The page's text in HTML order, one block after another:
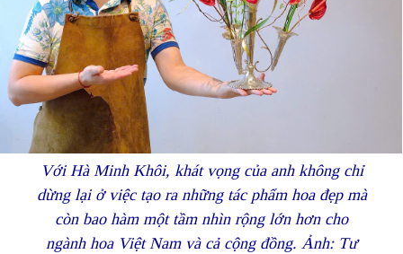
Với Hà Minh Khôi, khát vọng của anh không chỉ
dừng lại ở việc tạo ra những tác phẩm hoa đẹp mà
còn bao hàm một tầm nhìn rộng lớn hơn cho
ngành hoa Việt Nam và cả cộng đồng. Ảnh: Tư